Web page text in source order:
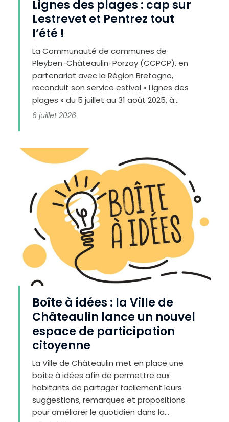
D
i
m
i
n
u
e
r
e
x
t
Lignes des plages : cap sur
Lestrevet et Pentrez tout
l’été !
La Communauté de communes de
Pleyben-Châteaulin-Porzay (CCPCP), en
partenariat avec la Région Bretagne,
reconduit son service estival « Lignes des
plages » du 5 juillet au 31 août 2025, à...
6 juillet 2026
Boîte à idées : la Ville de
Châteaulin lance un nouvel
espace de participation
citoyenne
La Ville de Châteaulin met en place une
boîte à idées afin de permettre aux
habitants de partager facilement leurs
suggestions, remarques et propositions
pour améliorer le quotidien dans la...